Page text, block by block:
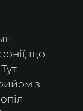
що
з